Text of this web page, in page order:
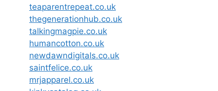
teaparentrepeat.co.uk
thegenerationhub.co.uk
talkingmagpie.co.uk
humancotton.co.uk
newdawndigitals.co.uk
saintfelice.co.uk
mrjapparel.co.uk